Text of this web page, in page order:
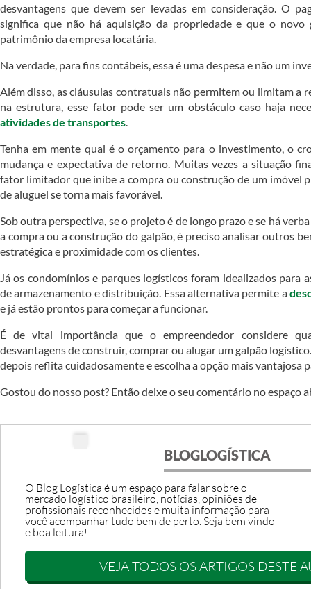
desvantagens que devem ser levadas em consideração. O
significa que não há aquisição da propriedade e que o
patrimônio da empresa locatária.
Na verdade, para fins contábeis, essa é uma despesa e não um
Além disso, as cláusulas contratuais não permitem ou limitam a
na estrutura, esse fator pode ser um obstáculo caso haja
atividades de transportes.
Tenha em mente qual é o orçamento para o investimento, o
mudança e expectativa de retorno. Muitas vezes a situação
fator limitador que inibe a compra ou construção de um imóvel
de aluguel se torna mais favorável.
Sob outra perspectiva, se o projeto é de longo prazo e se há
a compra ou a construção do galpão, é preciso analisar outros
estratégica e proximidade com os clientes.
Já os condomínios e parques logísticos foram idealizados para
de armazenamento e distribuição. Essa alternativa permite a
e já estão prontos para começar a funcionar.
É de vital importância que o empreendedor considere
desvantagens de construir, comprar ou alugar um galpão
depois reflita cuidadosamente e escolha a opção mais vantajosa
Gostou do nosso post? Então deixe o seu comentário no espaço
BLOGLOGÍSTICA
O Blog Logística é um espaço para falar sobre o
mercado logístico brasileiro, notícias, opiniões de
profissionais reconhecidos e muita informação para
você acompanhar tudo bem de perto. Seja bem vindo
e boa leitura!
VEJA TODOS OS ARTIGOS DESTE